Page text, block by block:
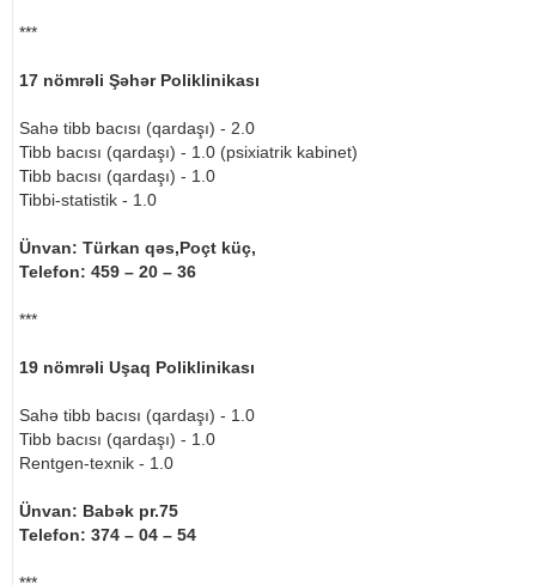
***
17 nömrəli Şəhər Poliklinikası
Sahə tibb bacısı (qardaşı) - 2.0
Tibb bacısı (qardaşı) - 1.0 (psixiatrik kabinet)
Tibb bacısı (qardaşı) - 1.0
Tibbi-statistik - 1.0
Ünvan: Türkan qəs,Poçt küç,
Telefon: 459 – 20 – 36
***
19 nömrəli Uşaq Poliklinikası
Sahə tibb bacısı (qardaşı) - 1.0
Tibb bacısı (qardaşı) - 1.0
Rentgen-texnik - 1.0
Ünvan: Babək pr.75
Telefon: 374 – 04 – 54